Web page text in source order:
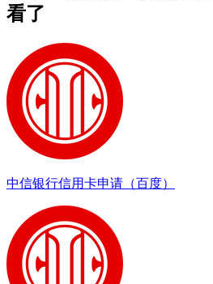
看了
中信银行信用卡申请（百度）